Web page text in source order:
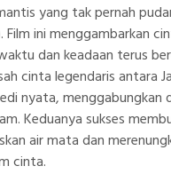
yang tak pernah
. Film ini menggambarkan
dan keadaan terus
cinta legendaris antara
nyata, menggabungkan
Keduanya sukses
air mata dan
cinta.